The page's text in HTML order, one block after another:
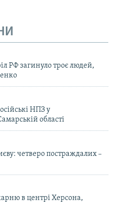
РФ загинуло троє людей,
НПЗ у
області
четверо постраждалих –
в центрі Херсона,